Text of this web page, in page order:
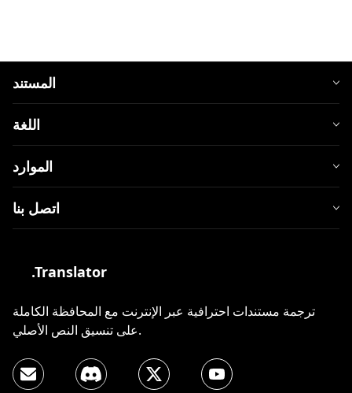
المستند
اللغة
الموارد
اتصل بنا
.Translator
ترجمة مستندات احترافية عبر الإنترنت مع المحافظة الكاملة
على تنسيق النص الأصلي.